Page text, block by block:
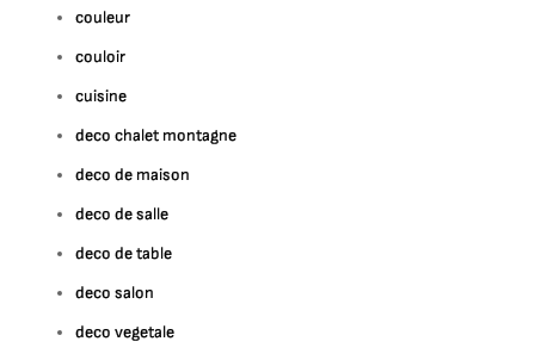
couleur
couloir
cuisine
deco chalet montagne
deco de maison
deco de salle
deco de table
deco salon
deco vegetale